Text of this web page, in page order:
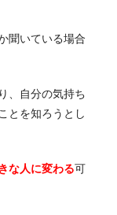
聞いている場合
、自分の気持ち
とを知ろうとし
な人に変わる可